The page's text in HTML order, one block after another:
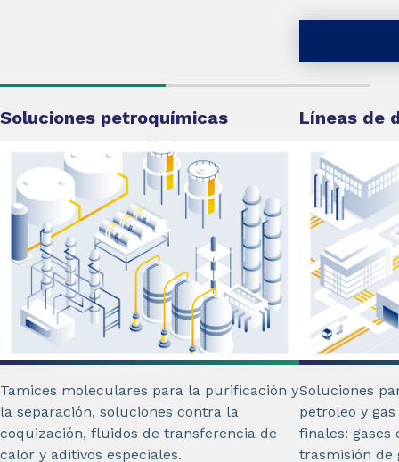
Soluciones petroquímicas
Tamices moleculares para la purificación y
la separación, soluciones contra la
coquización, fluidos de transferencia de
calor y aditivos especiales.
Líneas de
Soluciones
petroleo y
finales: gases
trasmisión